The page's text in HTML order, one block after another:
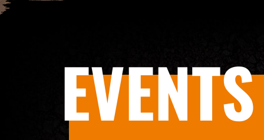
EVENTS